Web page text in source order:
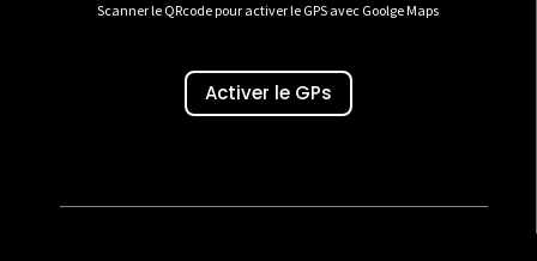
Scanner le QRcode pour activer le GPS avec Goolge Maps
Activer le GPs